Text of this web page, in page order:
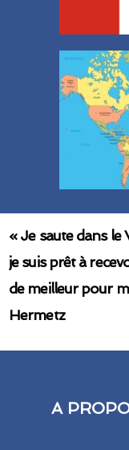
« Je saute dans le
je suis prêt à
de meilleur pour
Hermetz
A